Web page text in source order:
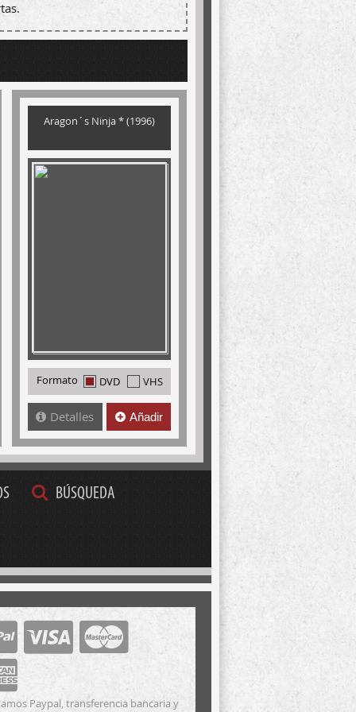
Aragon´s Ninja * (1996)
Formato DVD VHS
Detalles Añadir
BÚSQUEDA
Paypal, transferencia bancaria y